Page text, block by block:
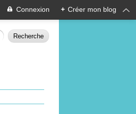
Connexion + Créer mon blog